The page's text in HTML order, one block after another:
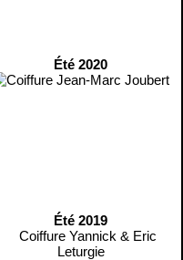
Été 2020
Été 2019